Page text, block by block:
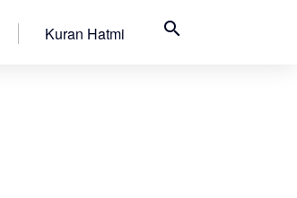
Kuran Hatmi search